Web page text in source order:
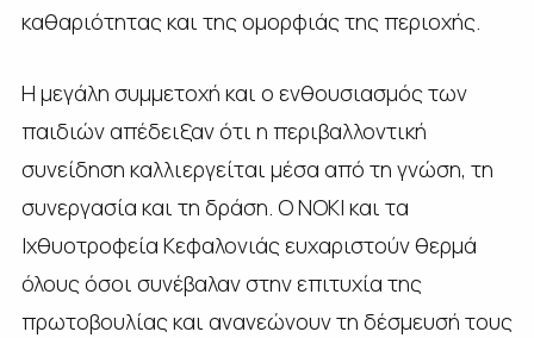
καθαριότητας και της ομορφιάς της περιοχής.
Η μεγάλη συμμετοχή και ο ενθουσιασμός των
παιδιών απέδειξαν ότι η περιβαλλοντική
συνείδηση καλλιεργείται μέσα από τη γνώση, τη
συνεργασία και τη δράση. Ο ΝΟΚΙ και τα
Ιχθυοτροφεία Κεφαλονιάς ευχαριστούν θερμά
όλους όσοι συνέβαλαν στην επιτυχία της
πρωτοβουλίας και ανανεώνουν τη δέσμευσή τους